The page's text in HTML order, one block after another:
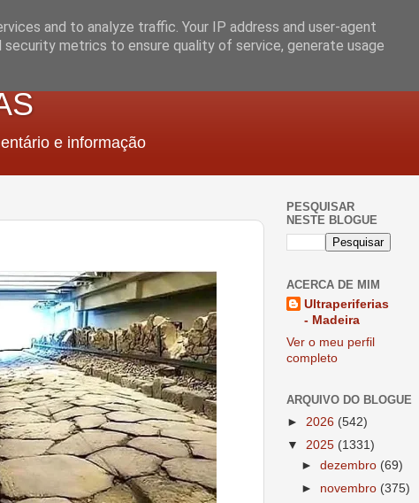
e informação
PESQUISAR
NESTE BLOGUE
ACERCA DE MIM
Ultraperiferias
- Madeira
Ver o meu perfil
completo
ARQUIVO DO BLOGUE
► 2026 (542)
▼ 2025 (1331)
►dezembro (69)
► novembro (375)
and to analyze traffic. Your IP address and user-agent
metrics to ensure quality of service, generate usage